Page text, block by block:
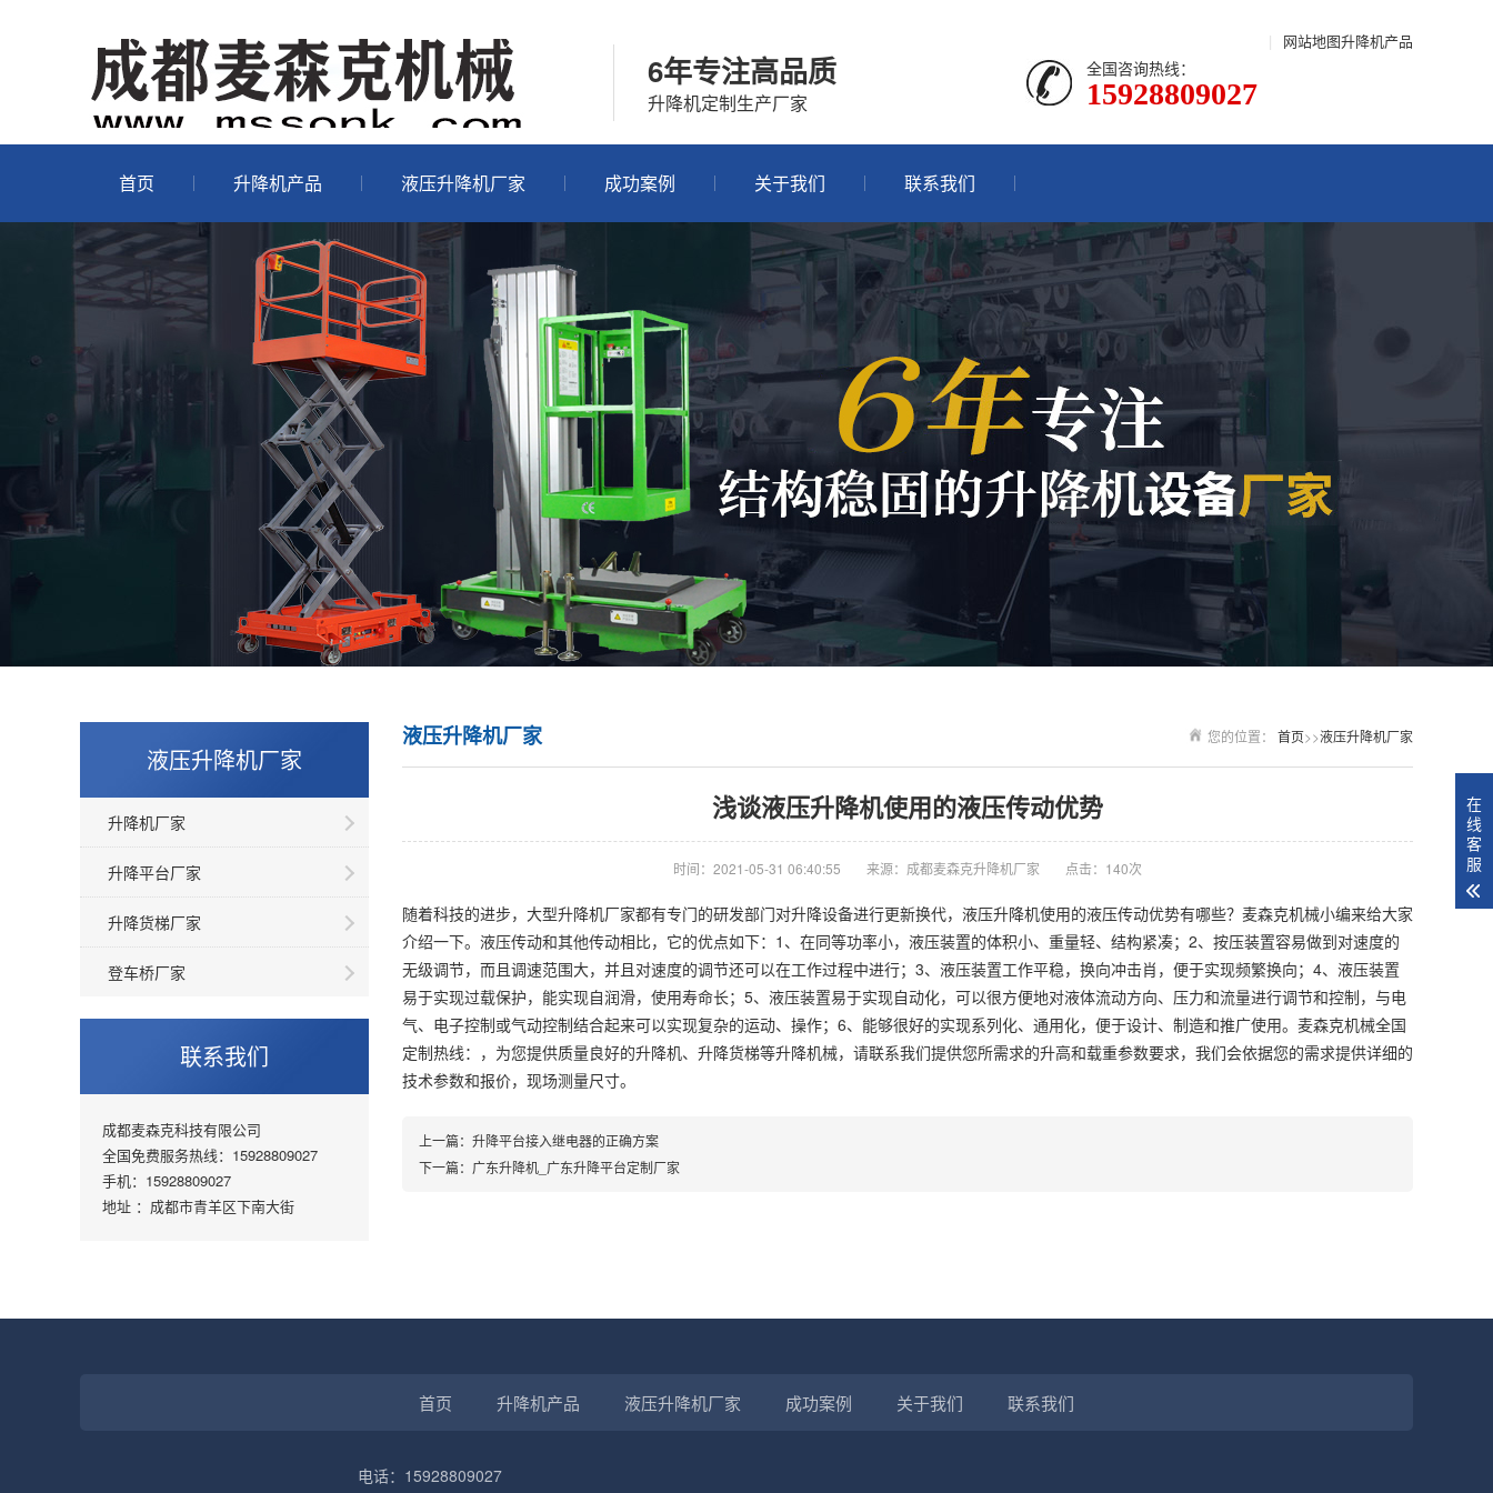
升降机产品
| 网站地图
6年专注高品质
升降机定制生产厂家
全国咨询热线：
15928809027
首页 升降机产品 液压升降机厂家 成功案例 关于我们 联系我们
液压升降机厂家
升降机厂家
升降平台厂家
升降货梯厂家
登车桥厂家
联系我们
成都麦森克科技有限公司
全国免费服务热线：15928809027
手机：15928809027
地址 ：成都市青羊区下南大街
您的位置： 首页>>液压升降机厂家
液压升降机厂家
浅谈液压升降机使用的液压传动优势
时间：2021-05-31 06:40:55 来源：成都麦森克升降机厂家 点击：140次
随着科技的进步，大型升降机厂家都有专门的研发部门对升降设备进行更新换代，液压升降机使用的液压传动优势有哪些？麦森克机械小编来给大家
介绍一下。液压传动和其他传动相比，它的优点如下：1、在同等功率小，液压装置的体积小、重量轻、结构紧凑；2、按压装置容易做到对速度的
无级调节，而且调速范围大，并且对速度的调节还可以在工作过程中进行；3、液压装置工作平稳，换向冲击肖，便于实现频繁换向；4、液压装置
易于实现过载保护，能实现自润滑，使用寿命长；5、液压装置易于实现自动化，可以很方便地对液体流动方向、压力和流量进行调节和控制，与电
气、电子控制或气动控制结合起来可以实现复杂的运动、操作；6、能够很好的实现系列化、通用化，便于设计、制造和推广使用。麦森克机械全国
定制热线：，为您提供质量良好的升降机、升降货梯等升降机械，请联系我们提供您所需求的升高和载重参数要求，我们会依据您的需求提供详细的
技术参数和报价，现场测量尺寸。
上一篇： 升降平台接入继电器的正确方案
下一篇： 广东升降机_广东升降平台定制厂家
首页 升降机产品 液压升降机厂家 成功案例 关于我们 联系我们
电话：15928809027
在
线
客
服